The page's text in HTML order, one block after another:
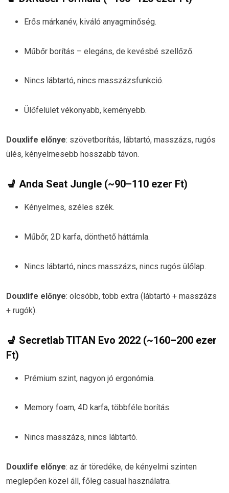
Erős márkanév, kiváló anyagminőség.
Műbőr borítás – elegáns, de kevésbé szellőző.
Nincs lábtartó, nincs masszázsfunkció.
Ülőfelület vékonyabb, keményebb.
Douxlife előnye: szövetborítás, lábtartó, masszázs, rugós
ülés, kényelmesebb hosszabb távon.
💺 Anda Seat Jungle (~90–110 ezer Ft)
Kényelmes, széles szék.
Műbőr, 2D karfa, dönthető háttámla.
Nincs lábtartó, nincs masszázs, nincs rugós ülőlap.
Douxlife előnye: olcsóbb, több extra (lábtartó + masszázs
+ rugók).
💺 Secretlab TITAN Evo 2022 (~160–200 ezer
Ft)
Prémium szint, nagyon jó ergonómia.
Memory foam, 4D karfa, többféle borítás.
Nincs masszázs, nincs lábtartó.
Douxlife előnye: az ár töredéke, de kényelmi szinten
meglepően közel áll, főleg casual használatra.